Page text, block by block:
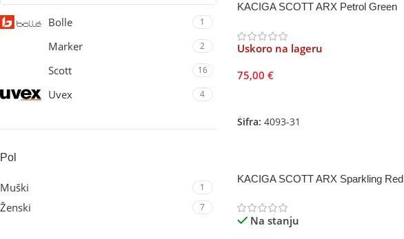
Bolle 1
Marker 2
Scott 16
Uvex 4
Pol
Muški 1
Ženski 7
KACIGA SCOTT ARX Petrol Green
Uskoro na lageru
75,00 €
Šifra: 4093-31
KACIGA SCOTT ARX Sparkling Red
Na stanju